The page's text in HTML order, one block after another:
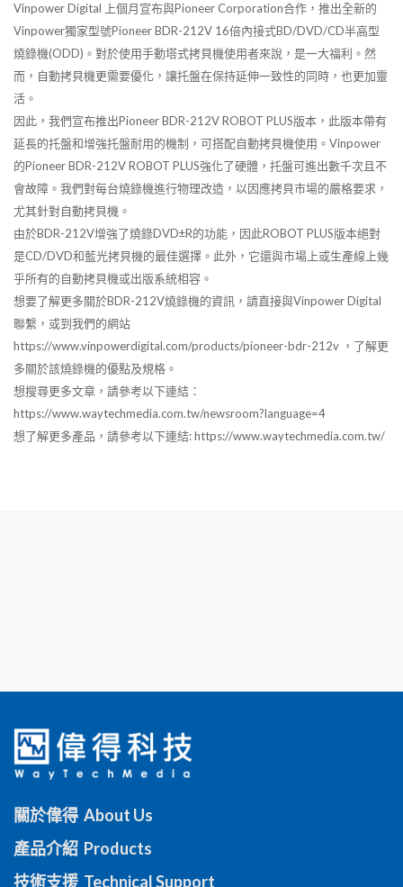
Vinpower Digital 上個月宣布與Pioneer Corporation合作，推出全新的
Vinpower獨家型號Pioneer BDR-212V 16倍內接式BD/DVD/CD半高型
燒錄機(ODD)。對於使用手動塔式拷貝機使用者來說，是一大福利。然
而，自動拷貝機更需要優化，讓托盤在保持延伸一致性的同時，也更加靈
活。
因此，我們宣布推出Pioneer BDR-212V ROBOT PLUS版本，此版本帶有
延長的托盤和增強托盤耐用的機制，可搭配自動拷貝機使用。Vinpower
的Pioneer BDR-212V ROBOT PLUS強化了硬體，托盤可進出數千次且不
會故障。我們對每台燒錄機進行物理改造，以因應拷貝市場的嚴格要求，
尤其針對自動拷貝機。
由於BDR-212V增強了燒錄DVD±R的功能，因此ROBOT PLUS版本絕對
是CD/DVD和藍光拷貝機的最佳選擇。此外，它還與市場上或生產線上幾
乎所有的自動拷貝機或出版系統相容。
想要了解更多關於BDR-212V燒錄機的資訊，請直接與Vinpower Digital
聯繫，或到我們的網站
https://www.vinpowerdigital.com/products/pioneer-bdr-212v ，了解更
多關於該燒錄機的優點及規格。
想搜尋更多文章，請參考以下連結：
https://www.waytechmedia.com.tw/newsroom?language=4
想了解更多產品，請參考以下連結: https://www.waytechmedia.com.tw/
關於偉得 About Us
產品介紹 Products
技術支援 Technical Support